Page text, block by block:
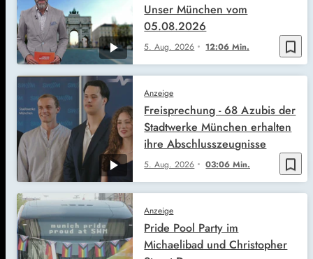
bookmark_border
5. Aug. 2026 12:06 Min.
Unser München vom
05.08.2026
bookmark_border
Anzeige
5. Aug. 2026 03:06 Min.
Freisprechung - 68 Azubis der
Stadtwerke München erhalten
ihre Abschlusszeugnisse
Anzeige
Pride Pool Party im
Michaelibad und Christopher